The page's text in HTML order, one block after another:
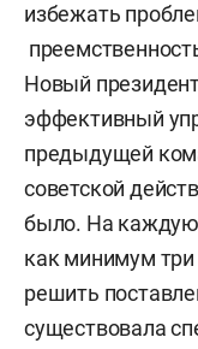
избежать
Новый
эффективный
предыдущей
советской
было. На
как минимум
решить
существовала